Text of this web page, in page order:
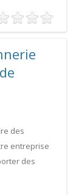
des
entreprise
des